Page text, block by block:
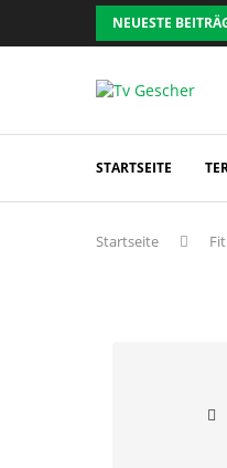
NEUESTE
STARTSEITE
Startseite